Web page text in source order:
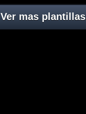
Ver mas plantillas